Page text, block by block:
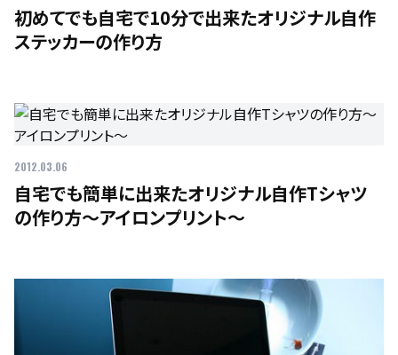
初めてでも自宅で10分で出来たオリジナル自作
ステッカーの作り方
2012.03.06
自宅でも簡単に出来たオリジナル自作Tシャツ
の作り方〜アイロンプリント〜